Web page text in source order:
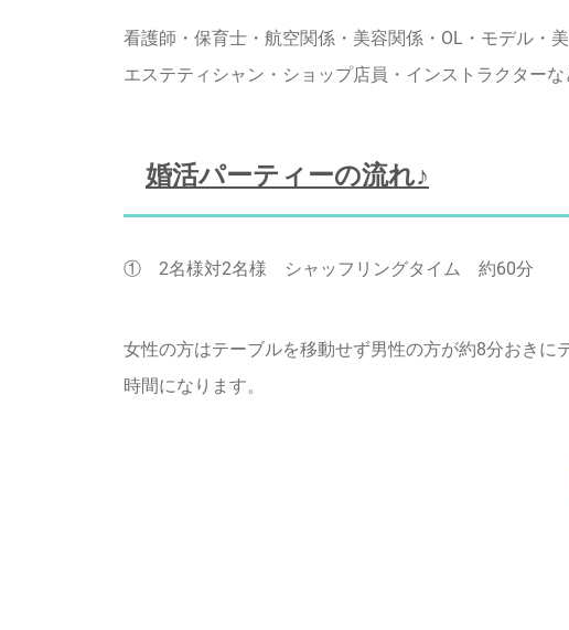
看護師・保育士・航空関係・美容関係・OL・モデル・美
エステティシャン・ショップ店員・インストラクター
婚活パーティーの流れ♪
① 2名様対2名様 シャッフリングタイム 約60分
女性の方はテーブルを移動せず男性の方が約8分おき
時間になります。